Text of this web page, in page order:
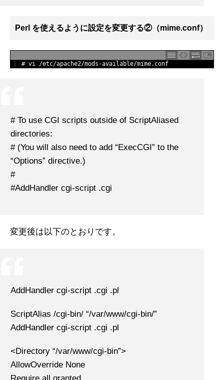
Perl を使えるように設定を変更する②（mime.conf）
1 # vi /etc/apache2/mods-available/mime.conf
# To use CGI scripts outside of ScriptAliased
directories:
# (You will also need to add “ExecCGI” to the
“Options” directive.)
#
#AddHandler cgi-script .cgi
変更後は以下のとおりです。
AddHandler cgi-script .cgi .pl
ScriptAlias /cgi-bin/ “/var/www/cgi-bin/”
AddHandler cgi-script .cgi .pl
<Directory “/var/www/cgi-bin”>
AllowOverride None